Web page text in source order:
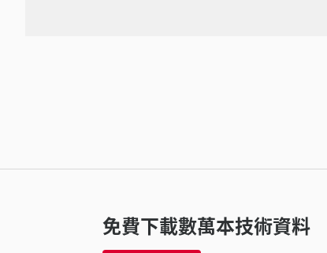
免費下載數萬本技術資料